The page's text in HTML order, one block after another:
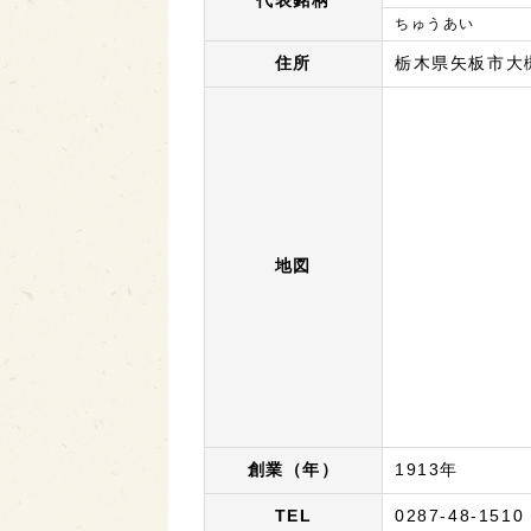
ちゅうあい
住所 栃木県矢板市大
地図
創業（年） 1913年
TEL 0287-48-1510